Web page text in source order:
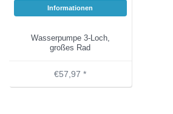
Informationen
Wasserpumpe 3-Loch,
großes Rad
€57,97 *